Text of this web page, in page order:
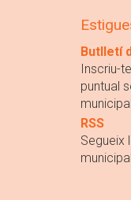
Butlletí
Inscriu-
puntual
RSS
Segueix